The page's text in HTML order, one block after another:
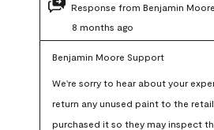
Response from Benjamin
8 months ago
Benjamin Moore Support
We're sorry to hear about your
return any unused paint to the
purchased it so they may inspect